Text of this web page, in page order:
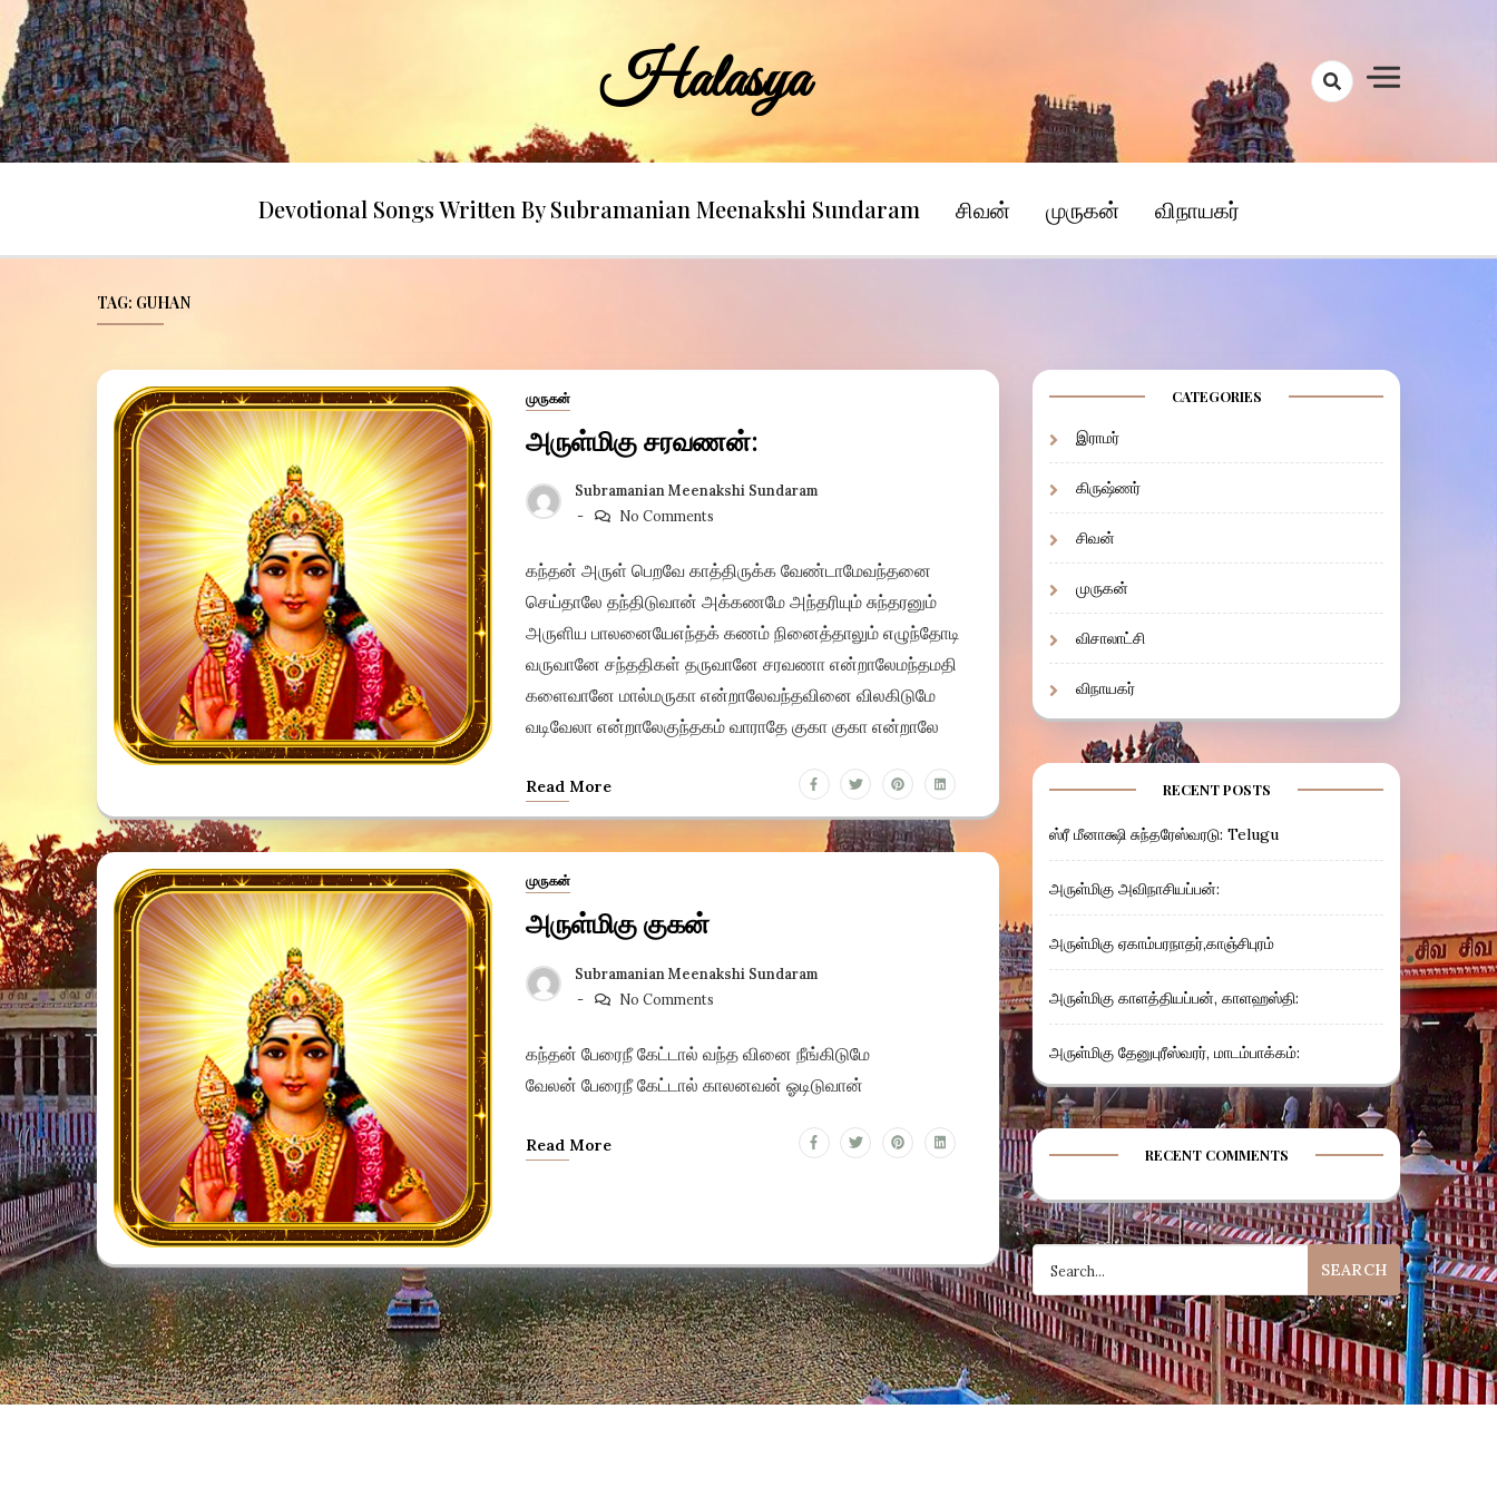
Skip
to
content
Halasya
Devotional Songs Written By Subramanian Meenakshi Sundaram சிவன் முருகன் விநாயகர்
TAG: GUHAN
முருகன்
அருள்மிகு சரவணன்:
Subramanian Meenakshi Sundaram
No Comments
கந்தன் அருள் பெறவே காத்திருக்க வேண்டாமேவந்தனை
செய்தாலே தந்திடுவான் அக்கணமே அந்தரியும் சுந்தரனும்
அருளிய பாலனையேஎந்தக் கணம் நினைத்தாலும் எழுந்தோடி
வருவானே சந்ததிகள் தருவானே சரவணா என்றாலேமந்தமதி
களைவானே மால்மருகா என்றாலேவந்தவினை விலகிடுமே
வடிவேலா என்றாலேகுந்தகம் வாராதே குகா குகா என்றாலே
Read More
முருகன்
அருள்மிகு குகன்
Subramanian Meenakshi Sundaram
No Comments
கந்தன் பேரைநீ கேட்டால் வந்த வினை நீங்கிடுமே
வேலன் பேரைநீ கேட்டால் காலனவன் ஓடிடுவான்
Read More
CATEGORIES
இராமர்
கிருஷ்ணர்
சிவன்
முருகன்
விசாலாட்சி
விநாயகர்
RECENT POSTS
ஸ்ரீ மீனாக்ஷி சுந்தரேஸ்வரடு: Telugu
அருள்மிகு அவிநாசியப்பன்:
அருள்மிகு ஏகாம்பரநாதர்,காஞ்சிபுரம்
அருள்மிகு காளத்தியப்பன், காளஹஸ்தி:
அருள்மிகு தேனுபுரீஸ்வரர், மாடம்பாக்கம்:
RECENT COMMENTS
Search
for: